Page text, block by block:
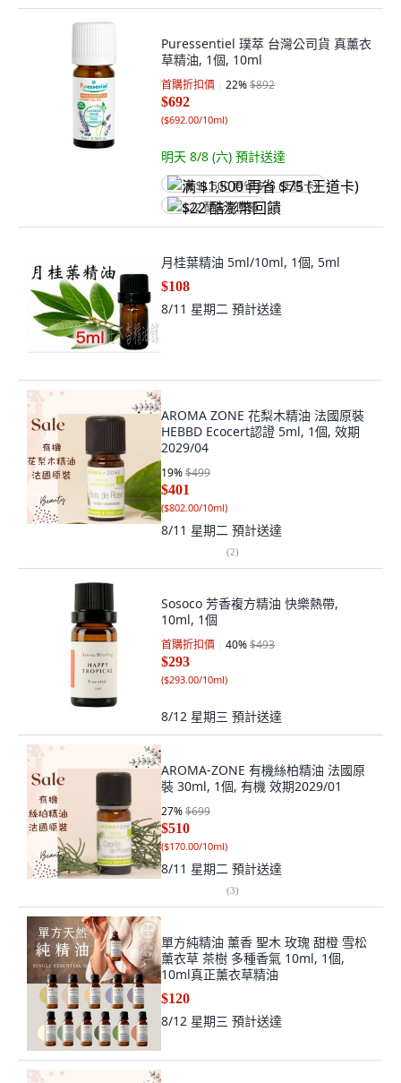
Puressentiel 璞萃 台灣公司貨 真薰衣
草精油, 1個, 10ml
首購折扣價 22%$892
$692
($692.00/10ml)
明天 8/8 (六) 預計送達
满 $1,500 再省 $75 (王道卡)
$22 酷澎幣回饋
月桂葉精油 5ml/10ml, 1個, 5ml
$108
8/11 星期二 預計送達
AROMA ZONE 花梨木精油 法國原裝
HEBBD Ecocert認證 5ml, 1個, 效期
2029/04
19%$499
$401
($802.00/10ml)
8/11 星期二 預計送達
(2)
Sosoco 芳香複方精油 快樂熱帶,
10ml, 1個
首購折扣價 40%$493
$293
($293.00/10ml)
8/12 星期三 預計送達
AROMA-ZONE 有機絲柏精油 法國原
裝 30ml, 1個, 有機 效期2029/01
27%$699
$510
($170.00/10ml)
8/11 星期二 預計送達
(3)
單方純精油 薰香 聖木 玫瑰 甜橙 雪松
薰衣草 茶樹 多種香氣 10ml, 1個,
10ml真正薰衣草精油
$120
8/12 星期三 預計送達